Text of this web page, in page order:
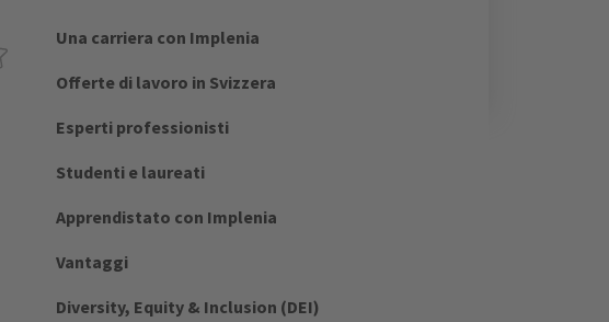
Una carriera con Implenia
Offerte di lavoro in Svizzera
Esperti professionisti
Studenti e laureati
Apprendistato con Implenia
Vantaggi
Diversity, Equity & Inclusion (DEI)